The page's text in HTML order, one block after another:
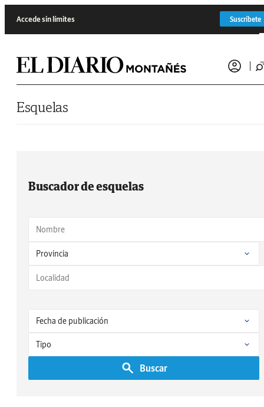
Accede sin límites Suscríbete
Esquelas
Buscador de esquelas
Buscar